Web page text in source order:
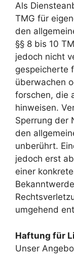
Als
TMG für
den
§§ 8 bis 10
jedoch nicht
gespeicherte
überwachen
forschen, die
hinweisen.
Sperrung der
den
unberührt.
jedoch erst
einer
umgehend
Haftung für
Unser